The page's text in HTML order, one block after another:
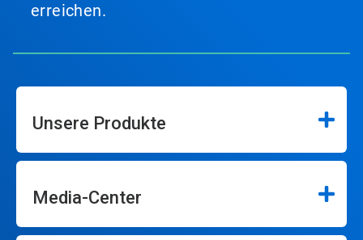
erreichen.
Unsere Produkte
Media-Center